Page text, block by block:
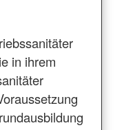
in ihrem